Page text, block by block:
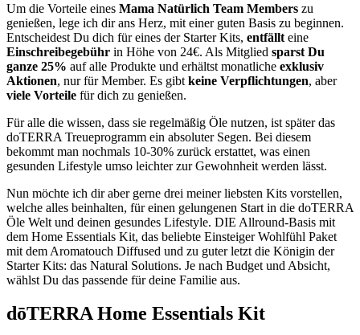
Um die Vorteile eines Mama Natürlich Team Members zu
genießen, lege ich dir ans Herz, mit einer guten Basis zu beginnen.
Entscheidest Du dich für eines der Starter Kits, entfällt eine
Einschreibegebühr in Höhe von 24€. Als Mitglied sparst Du
ganze 25% auf alle Produkte und erhältst monatliche exklusiv
Aktionen, nur für Member. Es gibt keine Verpflichtungen, aber
viele Vorteile für dich zu genießen.
Für alle die wissen, dass sie regelmäßig Öle nutzen, ist später das
doTERRA Treueprogramm ein absoluter Segen. Bei diesem
bekommt man nochmals 10-30% zurück erstattet, was einen
gesunden Lifestyle umso leichter zur Gewohnheit werden lässt.
Nun möchte ich dir aber gerne drei meiner liebsten Kits vorstellen,
welche alles beinhalten, für einen gelungenen Start in die doTERRA
Öle Welt und deinen gesundes Lifestyle. DIE Allround-Basis mit
dem Home Essentials Kit, das beliebte Einsteiger Wohlfühl Paket
mit dem Aromatouch Diffused und zu guter letzt die Königin der
Starter Kits: das Natural Solutions. Je nach Budget und Absicht,
wählst Du das passende für deine Familie aus.
dōTERRA Home Essentials Kit